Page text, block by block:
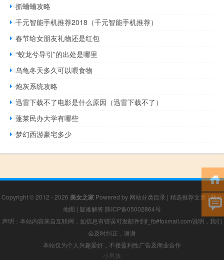
抓蛐蛐攻略
千元智能手机推荐2018（千元智能手机推荐）
春节给女朋友礼物还是红包
“蛟龙兮导引”的出处是哪里
乌龟冬天多久可以喂食物
炮灰系统攻略
迅雷下载不了电影是什么原因（迅雷下载不了）
蓬莱民办大学有哪些
梦幻西游豪宅多少
Copyright © 2012 - 2026 美女之家 Powered by 网站分类目录 | 精选推荐文章 |网站
地图 | 疑难解答 陕ICP备05002864号
声明：本站内容来自互联网，如信息有错误可发邮件到f_fb#foxmail.com说明，我们
会及时纠正，谢谢
本站仅为个人兴趣爱好，不接盈利性广告及商业合作
小男孩